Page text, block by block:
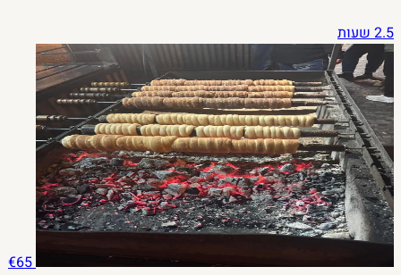
2.5 שעות
€65